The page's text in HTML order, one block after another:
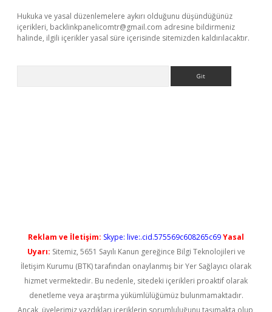
Hukuka ve yasal düzenlemelere aykırı olduğunu düşündüğünüz
içerikleri, backlinkpanelicomtr@gmail.com adresine bildirmeniz
halinde, ilgili içerikler yasal süre içerisinde sitemizden kaldırılacaktır.
Reklam ve İletişim: Skype: live:.cid.575569c608265c69Yasal
Uyarı: Sitemiz, 5651 Sayılı Kanun gereğince Bilgi Teknolojileri ve
İletişim Kurumu (BTK) tarafından onaylanmış bir Yer Sağlayıcı olarak
hizmet vermektedir. Bu nedenle, sitedeki içerikleri proaktif olarak
denetleme veya araştırma yükümlülüğümüz bulunmamaktadır.
Ancak, üyelerimiz yazdıkları içeriklerin sorumluluğunu taşımakta olup,